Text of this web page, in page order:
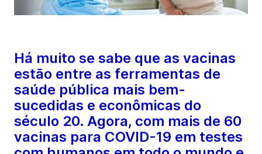
Há muito se sabe que as vacinas
estão entre as ferramentas de
saúde pública mais bem-
sucedidas e econômicas do
século 20. Agora, com mais de 60
vacinas para COVID-19 em testes